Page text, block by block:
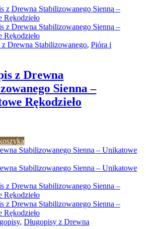
z Drewna Stabilizowanego, Pióra i
z Drewna
Sienna –
Rękodzieło
, Długopisy z Drewna